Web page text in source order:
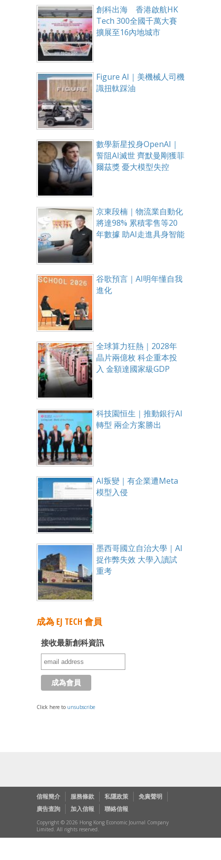
創科出海 香港啟航HK
Tech 300全國千萬大賽
擴展至16內地城市
Figure AI｜美機械人司機
識扭軚踩油
數學新星投身OpenAI｜
誓阻AI滅世 齊默曼剛獲菲
爾茲獎 憂大模型失控
京東段楠｜物流業自動化
將達98% 累積零售等20
年數據 助AI走進具身智能
谷歌預言｜AI明年懂自我
進化
全球算力狂熱｜2028年
晶片兩億枚 科企重本投
入 金額達國家級GDP
科技園恒生｜推動銀行AI
轉型 兩企方案勝出
AI叛變｜有企業遭Meta
模型入侵
墨西哥國立自治大學｜AI
捉作弊失效 大學入讀試
重考
成為 EJ TECH 會員
接收最新創科資訊
Click here to unsubscribe
信報簡介 服務條款 私隱政策
免責聲明
廣告查詢
加入信報 聯絡信報
Copyright © 2026 Hong Kong Economic Journal Company
Limited. All rights reserved.